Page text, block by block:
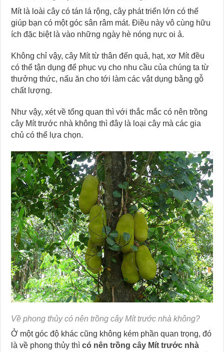
Mít là loài cây có tán lá rộng, cây phát triển lớn có thể
giúp bạn có một góc sân râm mát. Điều này vô cùng hữu
ích đặc biệt là vào những ngày hè nóng nực oi ả.
Không chỉ vậy, cây Mít từ thân đến quả, hạt, xơ Mít đều
có thể tận dụng để phục vụ cho nhu cầu của chúng ta từ
thưởng thức, nấu ăn cho tới làm các vật dụng bằng gỗ
chất lượng.
Như vậy, xét về tổng quan thì với thắc mắc có nên trồng
cây Mít trước nhà không thì đây là loại cây mà các gia
chủ có thể lựa chọn.
Về phong thủy có nên trồng cây Mít trước nhà không?
Ở một góc độ khác cũng không kém phần quan trọng, đó
là về phong thủy thìcó nên trồng cây Mít trước nhà